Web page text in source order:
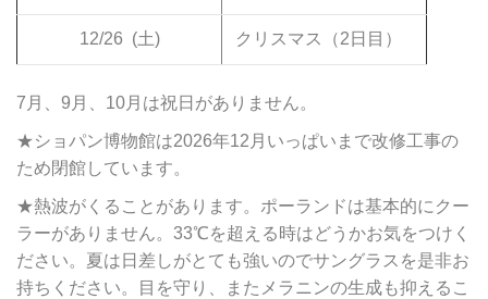
12/26 (土) クリスマス（2日目）
7月、9月、10月は祝日がありません。
★ショパン博物館は2026年12月いっぱいまで改修工事の
ため閉館しています。
★熱波がくることがあります。ポーランドは基本的にクー
ラーがありません。33℃を超える時はどうかお気をつけく
ださい。夏は日差しがとても強いのでサングラスを是非お
持ちください。目を守り、またメラニンの生成も抑えるこ